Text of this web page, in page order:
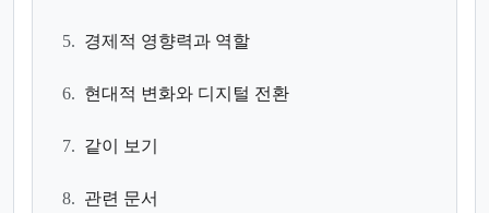
5. 경제적 영향력과 역할
6. 현대적 변화와 디지털 전환
7. 같이 보기
8. 관련 문서